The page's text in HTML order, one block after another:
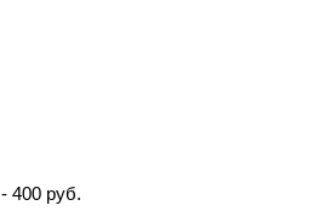
- 400 руб.